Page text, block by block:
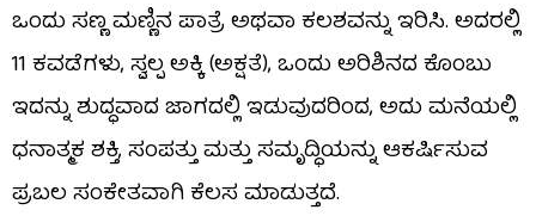
ಒಂದು ಸಣ್ಣ ಮಣ್ಣಿನ ಪಾತ್ರೆ ಅಥವಾ ಕಲಶವನ್ನು ಇರಿಸಿ. ಅದರಲ್ಲಿ
11 ಕವಡೆಗಳು, ಸ್ವಲ್ಪ ಅಕ್ಕಿ (ಅಕ್ಷತೆ), ಒಂದು ಅರಿಶಿನದ ಕೊಂಬು
ಇದನ್ನು ಶುದ್ಧವಾದ ಜಾಗದಲ್ಲಿ ಇಡುವುದರಿಂದ, ಅದು ಮನೆಯಲ್ಲಿ
ಧನಾತ್ಮಕ ಶಕ್ತಿ, ಸಂಪತ್ತು ಮತ್ತು ಸಮೃದ್ಧಿಯನ್ನು ಆಕರ್ಷಿಸುವ
ಪ್ರಬಲ ಸಂಕೇತವಾಗಿ ಕೆಲಸ ಮಾಡುತ್ತದೆ.